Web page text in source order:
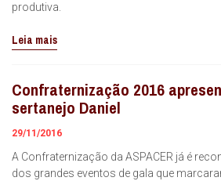
produtiva.
Leia mais
Confraternização 2016
sertanejo Daniel
29/11/2016
A Confraternização da ASPACER já é
dos grandes eventos de gala que